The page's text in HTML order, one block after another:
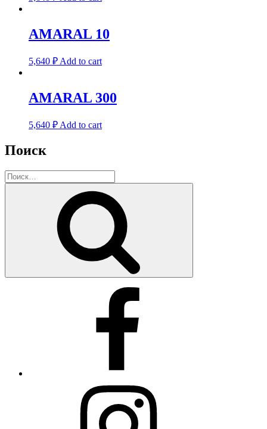
AMARAL 10
5,640 ₽ Add to cart
AMARAL 300
5,640 ₽ Add to cart
Поиск
Искать: